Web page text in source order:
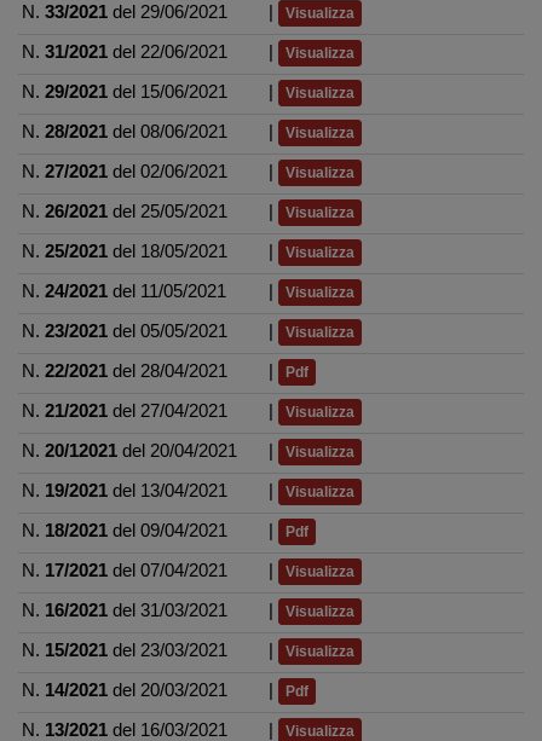
N. 33/2021 del 29/06/2021 Visualizza
N. 31/2021 del 22/06/2021 Visualizza
N. 29/2021 del 15/06/2021 Visualizza
N. 28/2021 del 08/06/2021 Visualizza
N. 27/2021 del 02/06/2021 Visualizza
N. 26/2021 del 25/05/2021 Visualizza
N. 25/2021 del 18/05/2021 Visualizza
N. 24/2021 del 11/05/2021 Visualizza
N. 23/2021 del 05/05/2021 Visualizza
N. 22/2021 del 28/04/2021 Pdf
N. 21/2021 del 27/04/2021 Visualizza
N. 20/12021 del 20/04/2021 Visualizza
N. 19/2021 del 13/04/2021 Visualizza
N. 18/2021 del 09/04/2021 Pdf
N. 17/2021 del 07/04/2021 Visualizza
N. 16/2021 del 31/03/2021 Visualizza
N. 15/2021 del 23/03/2021 Visualizza
N. 14/2021 del 20/03/2021 Pdf
N. 13/2021 del 16/03/2021 Visualizza